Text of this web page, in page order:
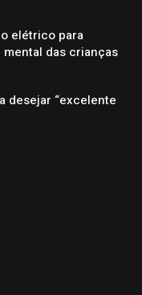
elétrico para
das crianças
desejar “excelente